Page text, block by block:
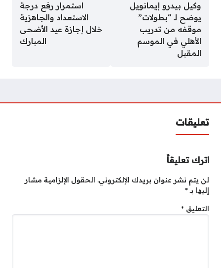
وكيل بيدرو إيمانويل
يوضح لـ “بطولات”
موقفه من تدريب
الأهلي في الموسم
المقبل
استمرار رفع درجة
الاستعداد والجاهزية
خلال إجازة عيد الأضحى
المبارك
تعليقات
اترك تعليقاً
لن يتم نشر عنوان بريدك الإلكتروني. الحقول الإلزامية مشار
إليها بـ*
التعليق *